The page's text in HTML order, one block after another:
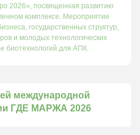
2026», посвященная развитию
комплексе. Мероприятие
государственных структур,
и молодых технологических
биотехнологий для АПК.
международной
ГДЕ МАРЖА 2026